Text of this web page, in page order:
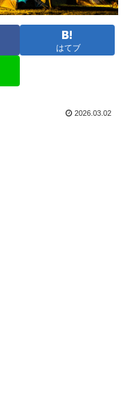
はてブ
2026.03.02